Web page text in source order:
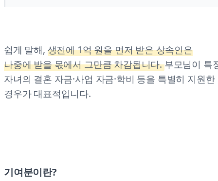
쉽게 말해, 생전에 1억 원을 먼저 받은 상속인은
나중에 받을 몫에서 그만큼 차감됩니다.부모님이 특
자녀의 결혼 자금·사업 자금·학비 등을 특별히 지원한
경우가 대표적입니다.
기여분이란?